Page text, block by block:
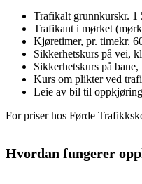
Trafikalt grunnkurskr. 1
Trafikant i mørket
Kjøretimer, pr. timekr.
Sikkerhetskurs på vei,
Sikkerhetskurs på
Kurs om plikter ved
Leie av bil til oppkjøring
For priser hos Førde
Hvordan fungerer